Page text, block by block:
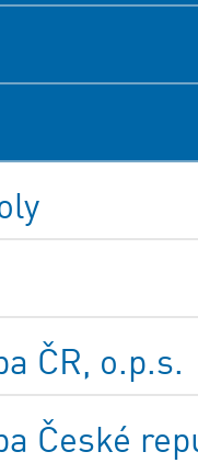
ČR, o.p.s.
České